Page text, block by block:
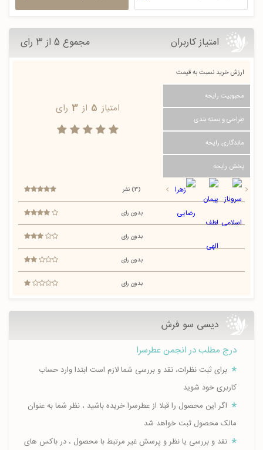
امتیاز کاربران مجموع 5 از 3 رای
ارزش خرید نسبت به قیمت
محبوبیت رایحه
طراحی و بسته بندی
ماندگاری رایحه
پخش رایحه
امتیاز 5 از 3 رای
(3) نفر
بدون رای
بدون رای
بدون رای
بدون رای
دیسی سو فرش
درج مطلب در انجمن عطرسرا
برای ثبت نظرات، نقد و بررسی شما لازم است ابتدا وارد حساب
کاربری خود شوید
اگر این محصول را قبلا از عطرسرا خریده باشید ، نظر شما به عنوان
مالک محصول ثبت خواهد شد
نقد و بررسی یا نظر و پرسش غیر مرتبط با محصول ، در باکس های